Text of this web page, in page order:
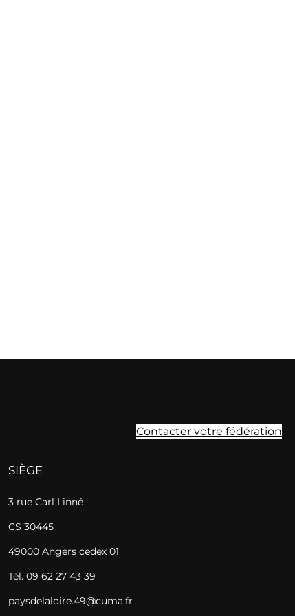
Contacter votre fédération
SIÈGE
3 rue Carl Linné
CS 30445
49000 Angers cedex 01
Tél. 09 62 27 43 39
paysdelaloire.49@cuma.fr